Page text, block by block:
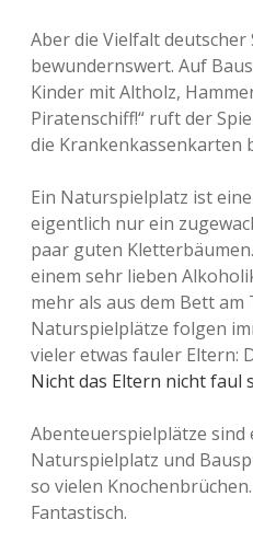
Aber die Vielfalt
bewundernswert. Auf
Kinder mit Altholz,
Piratenschiff!“ ruft der
die Krankenkassenkarten
Ein Naturspielplatz ist
eigentlich nur ein
paar guten
einem sehr lieben
mehr als aus dem Bett am
Naturspielplätze folgen
vieler etwas fauler Eltern:
Nicht das Eltern nicht faul
Abenteuerspielplätze sind
Naturspielplatz und
so vielen
Fantastisch.